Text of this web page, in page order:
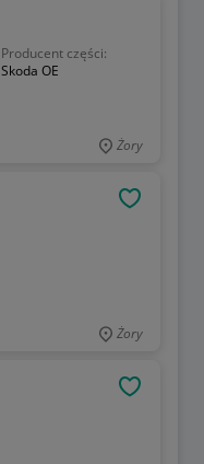
Producent części:
Skoda OE
Żory
Żory